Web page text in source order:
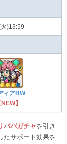
)13:59
ィアBW
NEW】
ババガチャを引き
たサポート効果を